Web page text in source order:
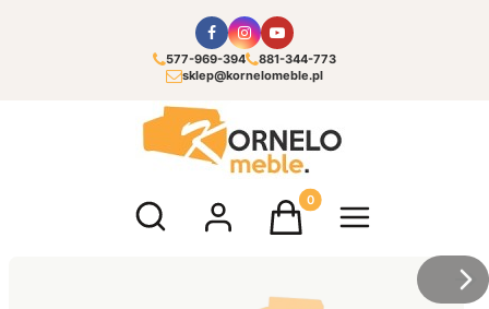
577-969-394
881-344-773
sklep@kornelomeble.pl
Otwórz wyszukiwarkęProdukty w koszyku: 0.